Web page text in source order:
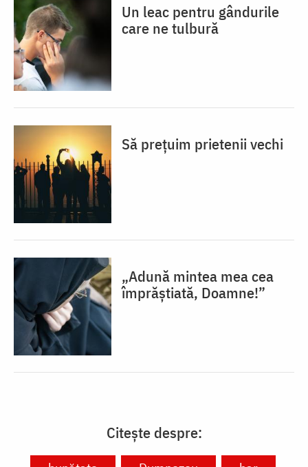
Un leac pentru gândurile
care ne tulbură
Să prețuim prietenii vechi
„Adună mintea mea cea
împrăștiată, Doamne!”
Citește despre: